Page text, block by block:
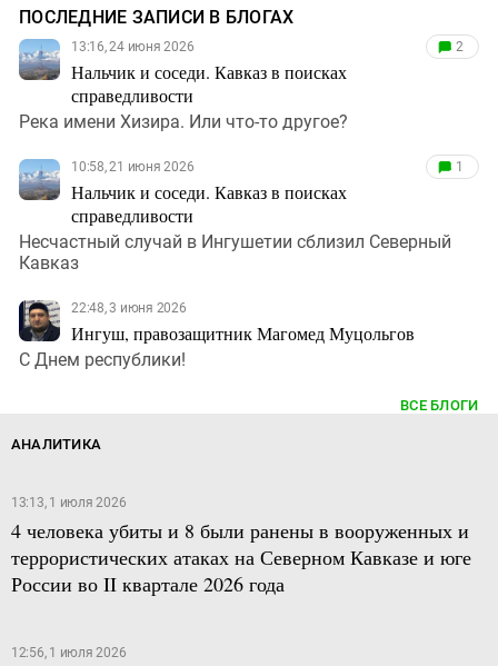
ПОСЛЕДНИЕ ЗАПИСИ В БЛОГАХ
13:16, 24 июня 2026
Нальчик и соседи. Кавказ в поисках
справедливости
2
Река имени Хизира. Или что-то другое?
10:58, 21 июня 2026
Нальчик и соседи. Кавказ в поисках
справедливости
1
Несчастный случай в Ингушетии сблизил Северный
Кавказ
22:48, 3 июня 2026
Ингуш, правозащитник Магомед Муцольгов
С Днем республики!
ВСЕ БЛОГИ
АНАЛИТИКА
13:13, 1 июля 2026
4 человека убиты и 8 были ранены в вооруженных и
террористических атаках на Северном Кавказе и юге
России во II квартале 2026 года
12:56, 1 июля 2026